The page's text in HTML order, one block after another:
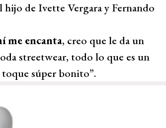
hijo de Ivette Vergara y Fernando
me encanta, creo que le da un
streetwear, todo lo que es un
súper bonito”.